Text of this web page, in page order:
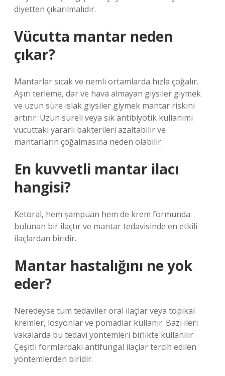
diyetten çıkarılmalıdır.
Vücutta mantar neden
çıkar?
Mantarlar sıcak ve nemli ortamlarda hızla çoğalır.
Aşırı terleme, dar ve hava almayan giysiler giymek
ve uzun süre ıslak giysiler giymek mantar riskini
artırır. Uzun süreli veya sık antibiyotik kullanımı
vücuttaki yararlı bakterileri azaltabilir ve
mantarların çoğalmasına neden olabilir.
En kuvvetli mantar ilacı
hangisi?
Ketoral, hem şampuan hem de krem ​​formunda
bulunan bir ilaçtır ve mantar tedavisinde en etkili
ilaçlardan biridir.
Mantar hastalığını ne yok
eder?
Neredeyse tüm tedaviler oral ilaçlar veya topikal
kremler, losyonlar ve pomadlar kullanır. Bazı ileri
vakalarda bu tedavi yöntemleri birlikte kullanılır.
Çeşitli formlardaki antifungal ilaçlar tercih edilen
yöntemlerden biridir.